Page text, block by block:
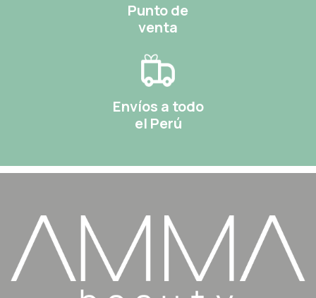
Punto de
venta
Envíos a todo
el Perú